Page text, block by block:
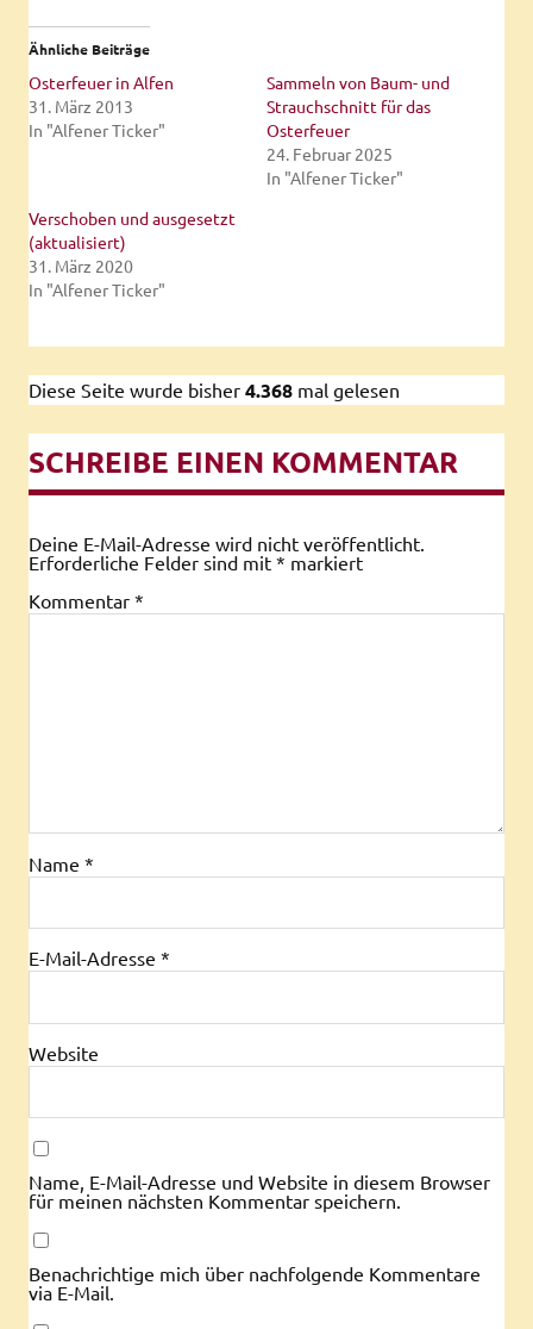
Ähnliche Beiträge
Osterfeuer in Alfen
31. März 2013
In "Alfener Ticker"
Sammeln von Baum- und
Strauchschnitt für das
Osterfeuer
24. Februar 2025
In "Alfener Ticker"
Verschoben und ausgesetzt
(aktualisiert)
31. März 2020
In "Alfener Ticker"
Diese Seite wurde bisher 4.368 mal gelesen
SCHREIBE EINEN KOMMENTAR
Deine E-Mail-Adresse wird nicht veröffentlicht.
Erforderliche Felder sind mit * markiert
Kommentar *
Name *
E-Mail-Adresse *
Website
Name, E-Mail-Adresse und Website in diesem Browser
für meinen nächsten Kommentar speichern.
Benachrichtige mich über nachfolgende Kommentare
via E-Mail.